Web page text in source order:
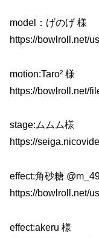
model：げのげ 様
https://bowlroll.net/
motion:Taro² 様
https://bowlroll.net/
stage:ムムム様
https://
effect:角砂糖
https://bowlroll.net/
effect:akeru 様